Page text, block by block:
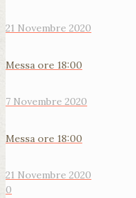
21 Novembre 2020
Messa ore 18:00
7 Novembre 2020
Messa ore 18:00
21 Novembre 2020
0